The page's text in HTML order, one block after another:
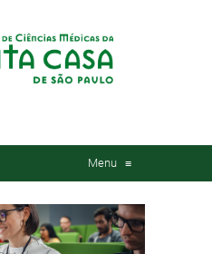
Menu ≡